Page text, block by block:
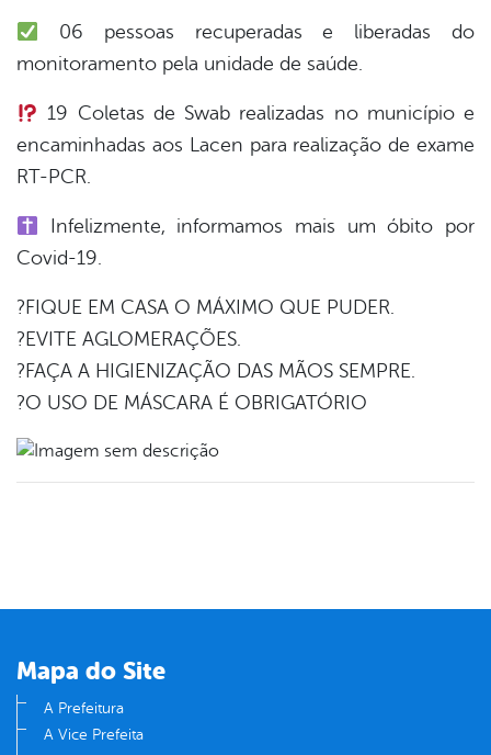
06 pessoas recuperadas e liberadas do
monitoramento pela unidade de saúde.
19 Coletas de Swab realizadas no município e
encaminhadas aos Lacen para realização de exame
RT-PCR.
Infelizmente, informamos mais um óbito por
Covid-19.
?FIQUE EM CASA O MÁXIMO QUE PUDER.
?EVITE AGLOMERAÇÕES.
?FAÇA A HIGIENIZAÇÃO DAS MÃOS SEMPRE.
?O USO DE MÁSCARA É OBRIGATÓRIO
Mapa do Site
A Prefeitura
A Vice Prefeita